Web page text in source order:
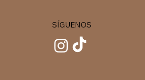
SÍGUENOS